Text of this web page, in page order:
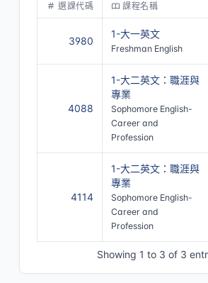
選課代碼 課程名稱
3980
1-大一英文
Freshman English
4088
1-大二英文：職涯與
專業
Sophomore English-
Career and
Profession
4114
1-大二英文：職涯與
專業
Sophomore English-
Career and
Profession
Showing 1 to 3 of 3